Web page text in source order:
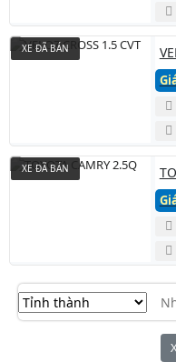
XE ĐÃ BÁN
XE ĐÃ BÁN